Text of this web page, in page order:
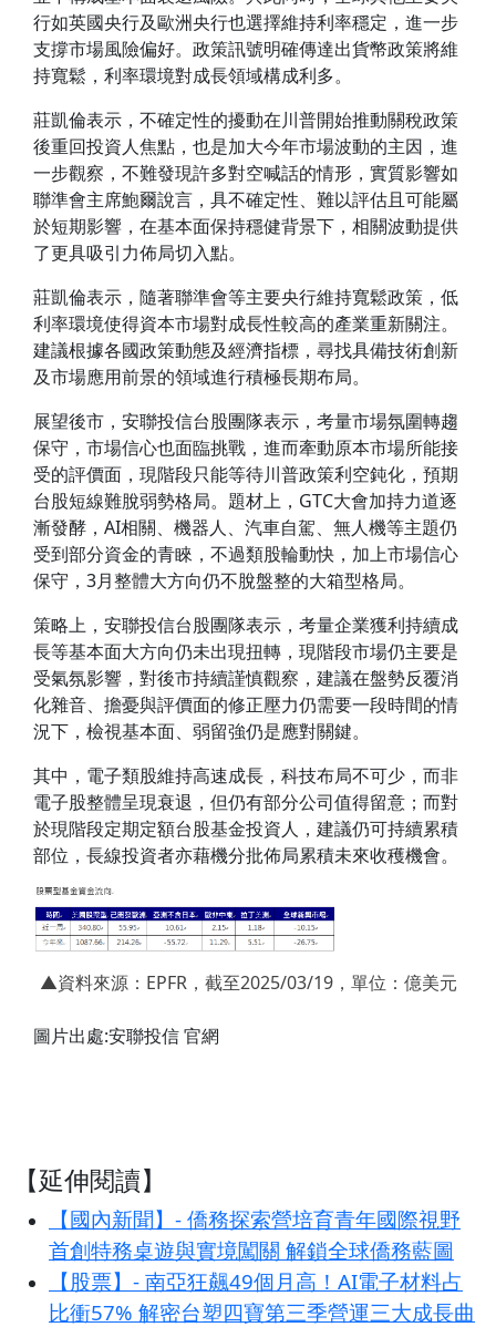
行如英國央行及歐洲央行也選擇維持利率穩定，進一步
支撐市場風險偏好。政策訊號明確傳達出貨幣政策將維
持寬鬆，利率環境對成長領域構成利多。
莊凱倫表示，不確定性的擾動在川普開始推動關稅政策
後重回投資人焦點，也是加大今年市場波動的主因，進
一步觀察，不難發現許多對空喊話的情形，實質影響如
聯準會主席鮑爾說言，具不確定性、難以評估且可能屬
於短期影響，在基本面保持穩健背景下，相關波動提供
了更具吸引力佈局切入點。
莊凱倫表示，隨著聯準會等主要央行維持寬鬆政策，低
利率環境使得資本市場對成長性較高的產業重新關注。
建議根據各國政策動態及經濟指標，尋找具備技術創新
及市場應用前景的領域進行積極長期布局。
展望後市，安聯投信台股團隊表示，考量市場氛圍轉趨
保守，市場信心也面臨挑戰，進而牽動原本市場所能接
受的評價面，現階段只能等待川普政策利空鈍化，預期
台股短線難脫弱勢格局。題材上，GTC大會加持力道逐
漸發酵，AI相關、機器人、汽車自駕、無人機等主題仍
受到部分資金的青睞，不過類股輪動快，加上市場信心
保守，3月整體大方向仍不脫盤整的大箱型格局。
策略上，安聯投信台股團隊表示，考量企業獲利持續成
長等基本面大方向仍未出現扭轉，現階段市場仍主要是
受氣氛影響，對後市持續謹慎觀察，建議在盤勢反覆消
化雜音、擔憂與評價面的修正壓力仍需要一段時間的情
況下，檢視基本面、弱留強仍是應對關鍵。
其中，電子類股維持高速成長，科技布局不可少，而非
電子股整體呈現衰退，但仍有部分公司值得留意；而對
於現階段定期定額台股基金投資人，建議仍可持續累積
部位，長線投資者亦藉機分批佈局累積未來收穫機會。
▲資料來源：EPFR，截至2025/03/19，單位：億美元
圖片出處:安聯投信 官網
【延伸閱讀】
【國內新聞】- 僑務探索營培育青年國際視野
首創特務桌遊與實境闖關 解鎖全球僑務藍圖
【股票】- 南亞狂飆49個月高！AI電子材料占
比衝57% 解密台塑四寶第三季營運三大成長曲